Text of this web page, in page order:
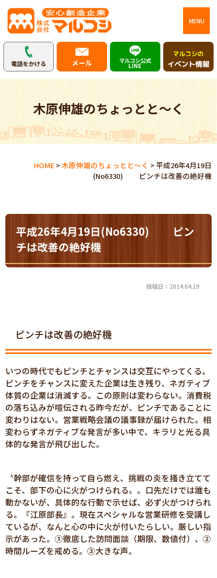
MENU
電話をかける メール マルコシ公式
LINE
木原伸雄のちょっとと～く
HOME>木原伸雄のちょっとと～く >平成26年4月19日
(No6330) ピンチは改善の絶好機
平成26年4月19日(No6330) ピン
チは改善の絶好機
投稿日：2014.04.19
ピンチは改善の絶好機
いつの時代でもピンチとチャンスは交互にやってくる。
ピンチをチャンスに変えた企業は生き残り、ネガティブ
体質の企業は消滅する。この原則は変わらない。消費税
の落ち込みが喧伝される昨今だが、ピンチであることに
変わりはない。営業戦略会議の議事録が届けられた。相
変わらずネガティブな発言が多い中で、キラリと光る具
体的な発言が飛び出した。
〝幹部が確信を持って自ら燃え、挑戦の炎を掻き立てて
こそ、部下の心に火がつけられる〟。口先だけでは誰も
動かないが、具体的な行動で示せば、必ず火がつけられ
る。『江原部長』。現在スペシャルな営業研修を受講し
ているが、なんと心の中に火が付いたらしい。厳しい指
示があった。①徹底した訪問面談（期限、数値付）、②
時間ルーズを戒める。③大きな声。